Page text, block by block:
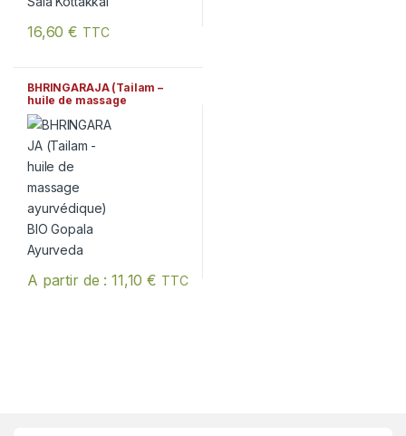
16,60€ TTC
BHRINGARAJA (Tailam –
huile de massage
ayurvédique) BIO Gopala
Ayurveda
A partir de :11,10€ TTC